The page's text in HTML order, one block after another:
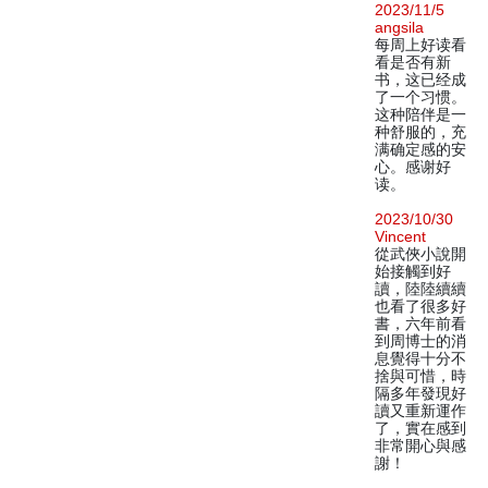
2023/11/5
angsila
每周上好读看
看是否有新
书，这已经成
了一个习惯。
这种陪伴是一
种舒服的，充
满确定感的安
心。感谢好
读。
2023/10/30
Vincent
從武俠小說開
始接觸到好
讀，陸陸續續
也看了很多好
書，六年前看
到周博士的消
息覺得十分不
捨與可惜，時
隔多年發現好
讀又重新運作
了，實在感到
非常開心與感
謝！